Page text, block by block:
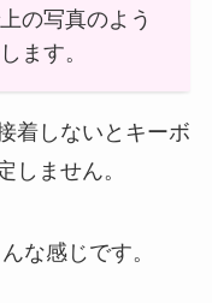
の写真のよう
ます。
着しないとキーボ
しません。
な感じです。